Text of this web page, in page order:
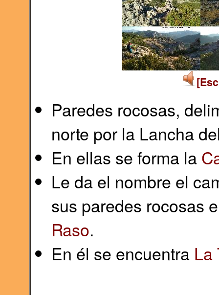
Paredes rocosas,
norte por la Lancha
En ellas se forma la
Le da el nombre el
sus paredes rocosas
Raso.
En él se encuentra La